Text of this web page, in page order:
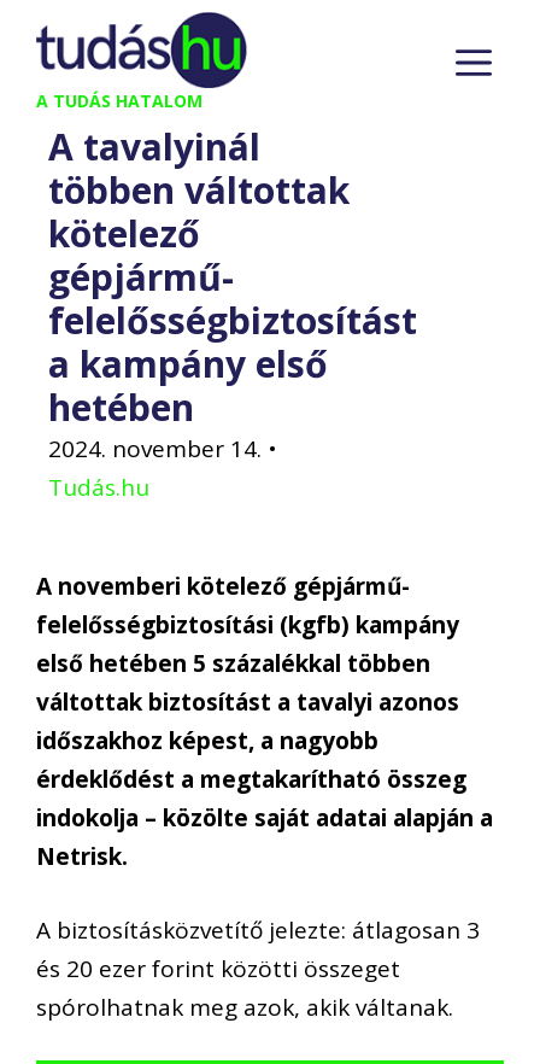
Kilépés
tartalomba
A TUDÁS HATALOM
A tavalyinál
többen váltottak
kötelező
gépjármű-
felelősségbiztosítást
a kampány első
hetében
2024. november 14. •
Tudás.hu
A novemberi kötelező gépjármű-
felelősségbiztosítási (kgfb) kampány
első hetében 5 százalékkal többen
váltottak biztosítást a tavalyi azonos
időszakhoz képest, a nagyobb
érdeklődést a megtakarítható összeg
indokolja – közölte saját adatai alapján a
Netrisk.
A biztosításközvetítő jelezte: átlagosan 3
és 20 ezer forint közötti összeget
spórolhatnak meg azok, akik váltanak.